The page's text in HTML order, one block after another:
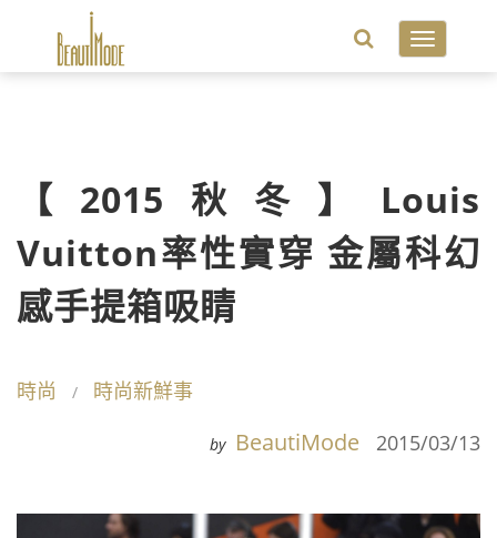
Toggle
【2015秋冬】Louis
Vuitton率性實穿 金屬科幻
感手提箱吸睛
時尚 時尚新鮮事
by BeautiMode 2015/03/13